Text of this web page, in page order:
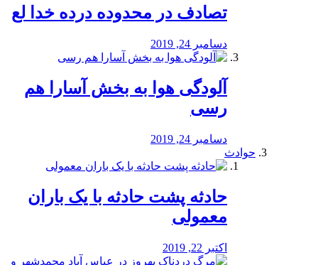
تصادف در محدوده درده خدا لع
دسامبر 24, 2019
آلودگی هوا به بخش آسارا هم
رسی
دسامبر 24, 2019
حوادث
️حادثه پشت حادثه با یک باران
معمولی
اکتبر 22, 2019